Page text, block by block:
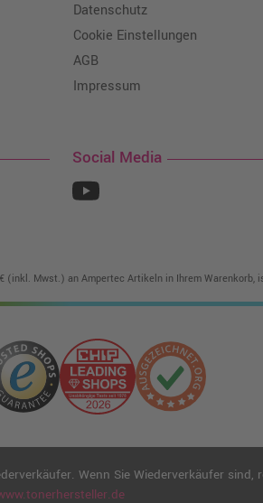
Datenschutz
Cookie Einstellungen
AGB
Impressum
Social Media
Mwst.) an Ampertec Artikeln in Ihrem Warenkorb,
Wenn Sie Wiederverkäufer